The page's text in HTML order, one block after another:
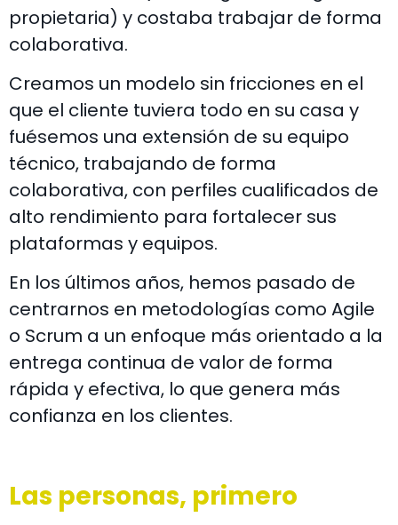
propietaria) y costaba trabajar de forma
colaborativa.
Creamos un modelo sin fricciones en el
que el cliente tuviera todo en su casa y
fuésemos una extensión de su equipo
técnico, trabajando de forma
colaborativa, con perfiles cualificados de
alto rendimiento para fortalecer sus
plataformas y equipos.
En los últimos años, hemos pasado de
centrarnos en metodologías como Agile
o Scrum a un enfoque más orientado a la
entrega continua de valor de forma
rápida y efectiva, lo que genera más
confianza en los clientes.
Las personas, primero